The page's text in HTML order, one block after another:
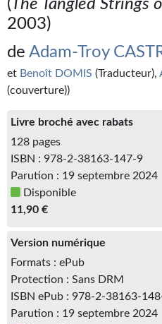
Kvasar
Wotan
Étoiles vives
Yellow Submarine
NUMÉRIQUE
Romans et recueils
Une Heure-Lumière
Nouvelles
Bifrost
Livres audio
(The Tangled Strings
2003)
de Adam-Troy
et Benoît DOMIS (Traducteur),
(couverture))
Livre broché avec rabats
128 pages
ISBN : 978-2-38163-147-9
Parution : 19 septembre 2024
Disponible
11,90 €
Version numérique
Formats : ePub
Protection : Sans DRM
ISBN ePub : 978-2-38163-
Parution : 19 septembre 2024